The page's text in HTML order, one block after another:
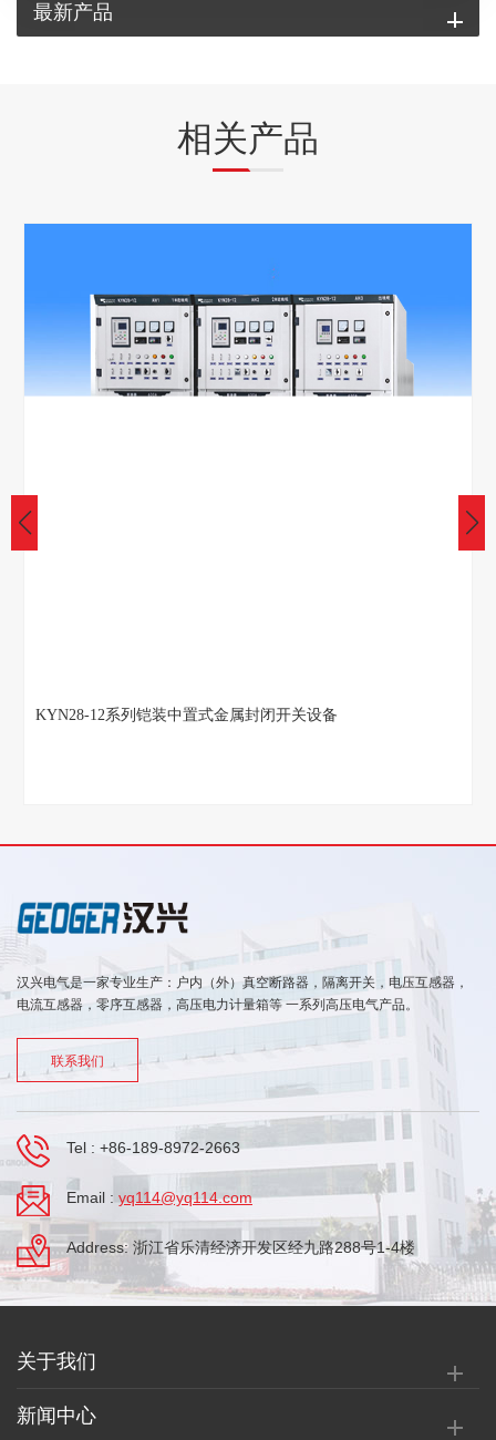
最新产品
相关产品
KYN28-12系列铠装中置式金属封闭开关设备
汉兴电气是一家专业生产：户内（外）真空断路器，隔离开关，电压互感器，
电流互感器，零序互感器，高压电力计量箱等 一系列高压电气产品。
联系我们
Tel : +86-189-8972-2663
Email : yq114@yq114.com
Address: 浙江省乐清经济开发区经九路288号1-4楼
关于我们
新闻中心